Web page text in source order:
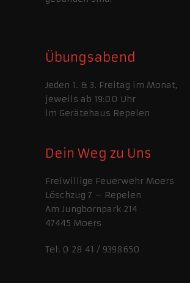
Übungsabend
Jeden 1. & 3. Freitag im Monat,
jeweils ab 19:00 Uhr
im Gerätehaus Repelen
Dein Weg zu Uns
Freiwillige Feuerwehr Moers
Löschzug 7 – Repelen
Am Jungbornpark 214
47445 Moers
Tel: 0 28 41 / 9398650